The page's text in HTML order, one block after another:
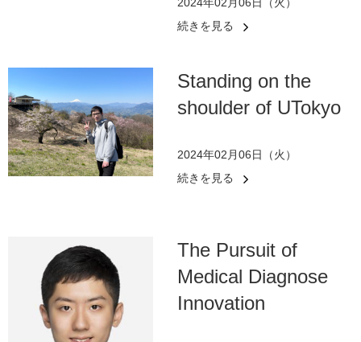
続きを見る
Standing on the
shoulder of UTokyo
2024年02月06日（火）
続きを見る
The Pursuit of
Medical Diagnose
Innovation